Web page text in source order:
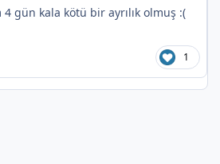
gün kala kötü bir ayrılık olmuş :(
1